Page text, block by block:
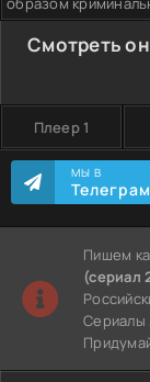
Смотреть
Плеер 1
МЫ В
Телеграм
Пишем
(сериал
Сериалы